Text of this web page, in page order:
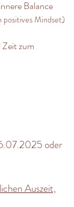
Balance
positives Mindset)
zum
/ Tag:
oder
Auszeit,